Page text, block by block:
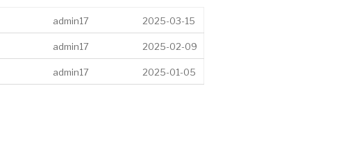
admin17 2025-03-15
admin17 2025-02-09
admin17 2025-01-05